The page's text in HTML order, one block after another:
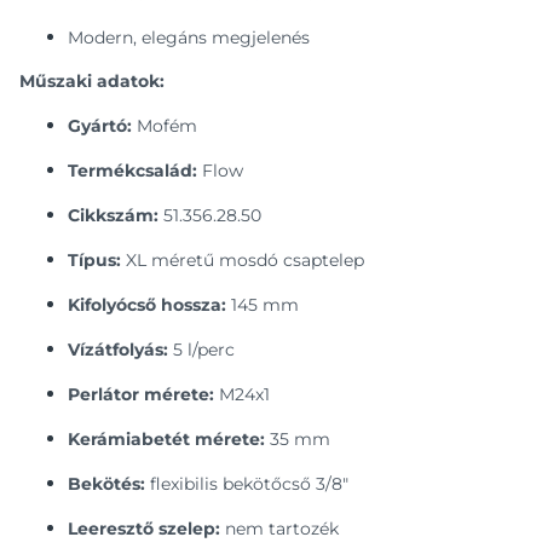
Modern, elegáns megjelenés
Műszaki adatok:
Gyártó: Mofém
Termékcsalád: Flow
Cikkszám: 51.356.28.50
Típus: XL méretű mosdó csaptelep
Kifolyócső hossza: 145 mm
Vízátfolyás: 5 l/perc
Perlátor mérete: M24x1
Kerámiabetét mérete: 35 mm
Bekötés: flexibilis bekötőcső 3/8"
Leeresztő szelep: nem tartozék